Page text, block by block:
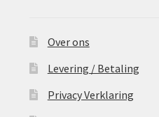
Over ons
Levering / Betaling
Privacy Verklaring